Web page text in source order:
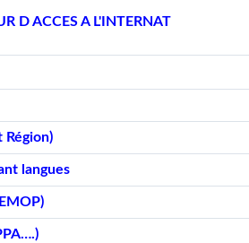
D ACCES A L'INTERNAT
Région)
langues